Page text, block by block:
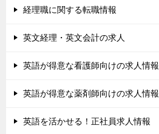
経理職に関する転職情報
英文経理・英文会計の求人
英語が得意な看護師向けの求人情報
英語が得意な薬剤師向けの求人情報
英語を活かせる！正社員求人情報